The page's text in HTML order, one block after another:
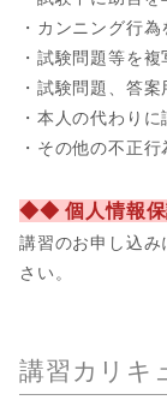
・カンニング行
・試験問題等を
・試験問題、答
・本人の代わり
・その他の不正
◆◆ 個人情報
講習のお申し込み
さい。
講習カリキ